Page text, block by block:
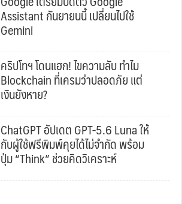
Assistant กันยายนนี้ เปลี่ยนไปใช้
Gemini
คริปโทฯ โดนแฮก! ไขความลับ ทำไม
Blockchain ที่เครมว่าปลอดภัย แต่
เงินยังหาย?
ChatGPT อัปเดต GPT-5.6 Luna ให้
กับผู้ใช้ฟรีพิมพ์คุยได้ไม่จำกัด พร้อม
ปุ่ม “Think” ช่วยคิดวิเคราะห์